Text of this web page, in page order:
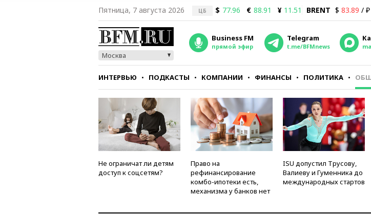
Пятница, 7 августа 2026 ЦБ $ 77.96 € 88.91 ¥ 11.51 BRENT $ 83.89 / ₽
Москва
Business FM
прямой эфир
Telegram
t.me/BFMnews
ИНТЕРВЬЮ ПОДКАСТЫ КОМПАНИИ ФИНАНСЫ ПОЛИТИКА
СТИЛЬ ТЕСТЫ
Не ограничат ли детям
доступ к соцсетям?
Право на
рефинансирование
комбо-ипотеки есть,
механизма у банков нет
ISU допустил Трусову,
Валиеву и Гуменника до
международных стартов